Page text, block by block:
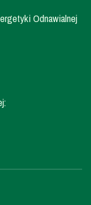
Odnawialnej